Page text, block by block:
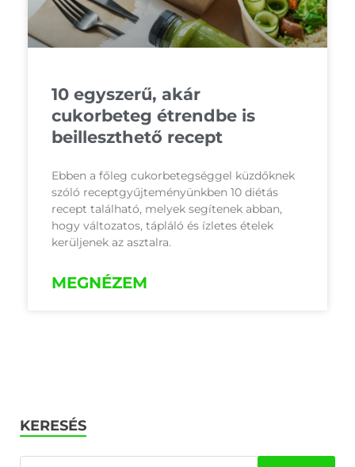
10 egyszerű, akár
cukorbeteg étrendbe is
beilleszthető recept
Ebben a főleg cukorbetegséggel küzdőknek
szóló receptgyűjteményünkben 10 diétás
recept található, melyek segítenek abban,
hogy változatos, tápláló és ízletes ételek
kerüljenek az asztalra.
MEGNÉZEM
KERESÉS